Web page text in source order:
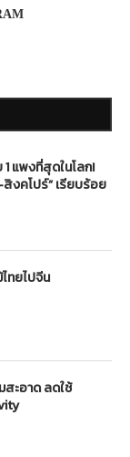
แพงที่สุดในโลก!
งคโปร์” เรียบร้อย
ทยไปจีน
สะอาด ลดใช้